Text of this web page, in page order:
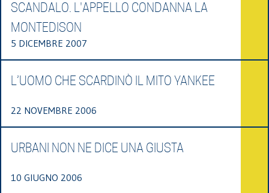
SCANDALO. L'APPELLO CONDANNA LA
MONTEDISON
5 DICEMBRE 2007
L’UOMO CHE SCARDINÒ IL MITO YANKEE
22 NOVEMBRE 2006
URBANI NON NE DICE UNA GIUSTA
10 GIUGNO 2006